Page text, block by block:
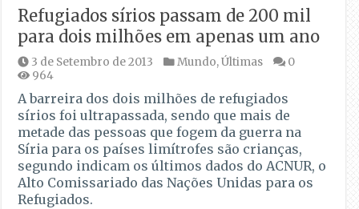
Refugiados sírios passam de 200 mil
para dois milhões em apenas um ano
3 de Setembro de 2013 Mundo,Últimas
0
964
A barreira dos dois milhões de refugiados
sírios foi ultrapassada, sendo que mais de
metade das pessoas que fogem da guerra na
Síria para os países limítrofes são crianças,
segundo indicam os últimos dados do ACNUR, o
Alto Comissariado das Nações Unidas para os
Refugiados.